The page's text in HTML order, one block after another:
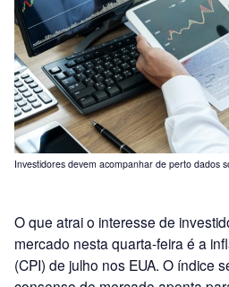
Investidores devem acompanhar de perto dados
O que atrai o interesse de
mercado nesta quarta-feira é a
(CPI) de julho nos EUA. O índice